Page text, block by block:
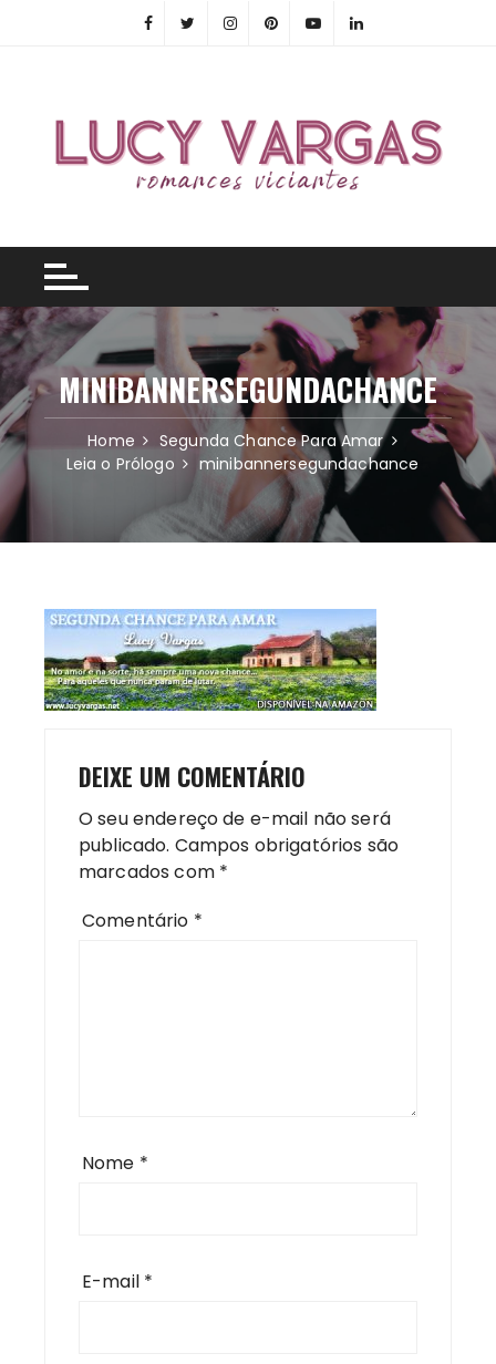
MINIBANNERSEGUNDACHANCE
Home
Segunda Chance Para Amar
Leia o Prólogo
minibannersegundachance
DEIXE UM COMENTÁRIO
O seu endereço de e-mail não será
publicado. Campos obrigatórios são
marcados com *
Comentário *
Nome *
E-mail *